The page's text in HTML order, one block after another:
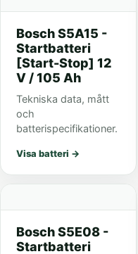
Bosch S5A15 -
Startbatteri
[Start-Stop] 12
V / 105 Ah
Tekniska data, mått
och
batterispecifikationer.
Visa batteri →
Bosch S5E08 -
Startbatteri